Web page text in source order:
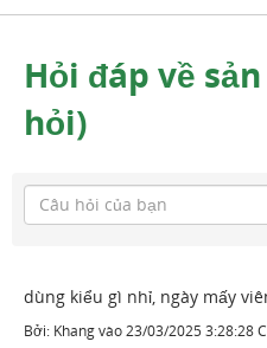
Hỏi đáp về
hỏi)
dùng kiểu gì nhỉ, ngày mấy
Bởi: Khangvào23/03/2025 3:28:28